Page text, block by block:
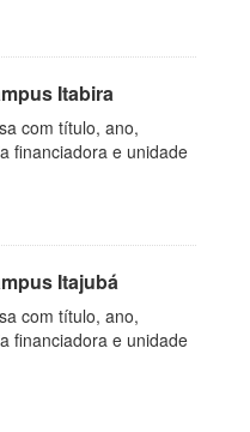
Itabira
com título, ano,
financiadora e unidade
Itajubá
com título, ano,
financiadora e unidade